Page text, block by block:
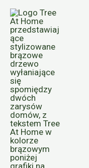
Przejdź
treści